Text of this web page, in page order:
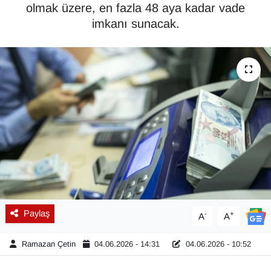
olmak üzere, en fazla 48 aya kadar vade
imkanı sunacak.
Paylaş A- A+
Ramazan Çetin 04.06.2026 - 14:31 04.06.2026 - 10:52
Deprem
Diğer
DÜNYA
EĞİTİM
EKONOMİ
Eleman
Son Dakika Haberleri